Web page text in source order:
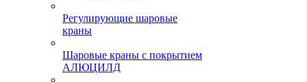
Регулирующие шаровые
краны
Шаровые краны с покрытием
АЛЮЦИЛД